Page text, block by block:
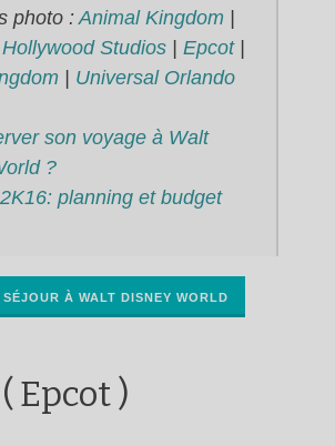
photo : Animal Kingdom |
Hollywood Studios| Epcot|
| Universal Orlando
son voyage à Walt
?
planning et budget
SÉJOUR À WALT DISNEY WORLD
Epcot )